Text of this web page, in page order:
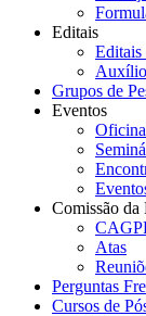
Editais
Editais
Grupos de
Eventos
Comissão da
Atas
Perguntas
Cursos de